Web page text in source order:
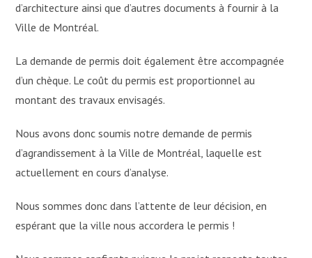
d’architecture ainsi que d’autres documents à fournir à la
Ville de Montréal.
La demande de permis doit également être accompagnée
d’un chèque. Le coût du permis est proportionnel au
montant des travaux envisagés.
Nous avons donc soumis notre demande de permis
d’agrandissement à la Ville de Montréal, laquelle est
actuellement en cours d’analyse.
Nous sommes donc dans l’attente de leur décision, en
espérant que la ville nous accordera le permis !